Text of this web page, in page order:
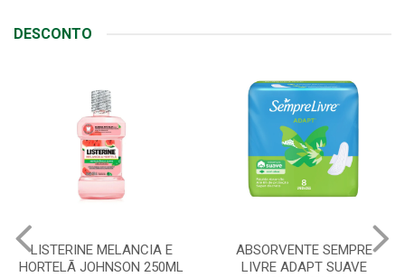
DESCONTO
ABSORVENTE SEMPRE
LIVRE ADAPT SUAVE
JOHNSON BABY SABONETE
REGULAR 80G